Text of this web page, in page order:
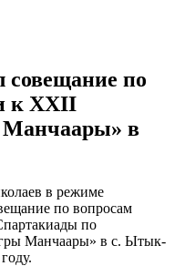
совещание по
к XXII
Манчаары» в
в режиме
по вопросам
по
Манчаары» в с. Ытык-